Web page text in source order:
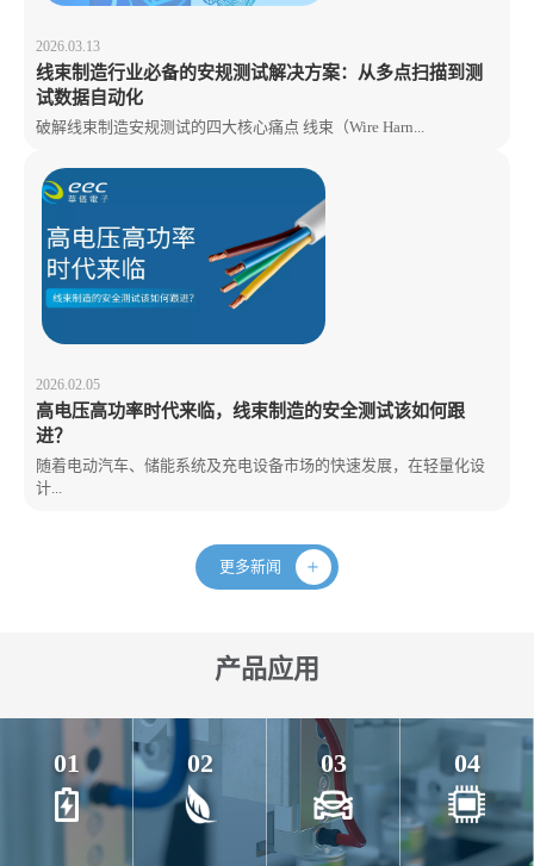
2026.03.13
线束制造行业必备的安规测试解决方案：从多点扫描到测
试数据自动化
破解线束制造安规测试的四大核心痛点 线束（Wire Harn...
2026.02.05
高电压高功率时代来临，线束制造的安全测试该如何跟
进？
随着电动汽车、储能系统及充电设备市场的快速发展，在轻量化设
计...
更多新闻
产品应用
01 02 03 04